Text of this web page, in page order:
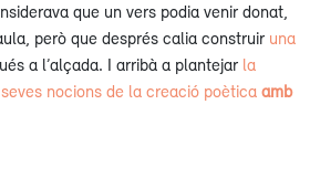
que un vers podia venir donat,
però que després calia construir una
a l’alçada. I arribà a plantejar la
nocions de la creació poètica amb